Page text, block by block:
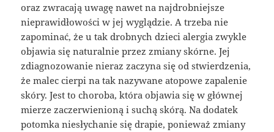
oraz zwracają uwagę nawet na najdrobniejsze
nieprawidłowości w jej wyglądzie. A trzeba nie
zapominać, że u tak drobnych dzieci alergia zwykle
objawia się naturalnie przez zmiany skórne. Jej
zdiagnozowanie nieraz zaczyna się od stwierdzenia,
że malec cierpi na tak nazywane atopowe zapalenie
skóry. Jest to choroba, która objawia się w głównej
mierze zaczerwienioną i suchą skórą. Na dodatek
potomka niesłychanie się drapie, ponieważ zmiany